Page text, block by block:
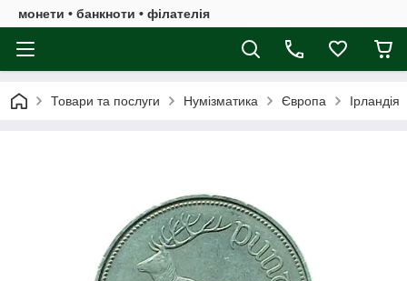
монети • банкноти • філателія
Товари та послуги Нумізматика Європа Ірландія